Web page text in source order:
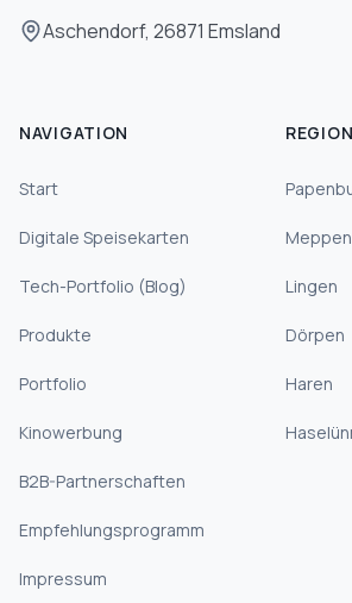
Aschendorf, 26871 Emsland
NAVIGATION
Start
Digitale Speisekarten
Tech-Portfolio (Blog)
Produkte
Portfolio
Kinowerbung
B2B-Partnerschaften
Empfehlungsprogramm
Impressum
REGION
Meppen
Lingen
Dörpen
Haren